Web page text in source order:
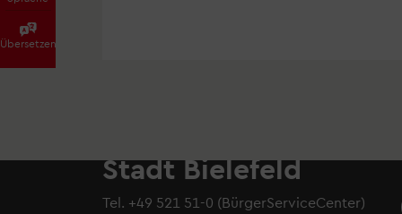
Übersetzen
Stadt Bielefeld
Tel. +49 521 51-0 (BürgerServiceCenter)